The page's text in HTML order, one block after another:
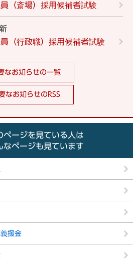
（斎場）採用候補者試験
（行政職）採用候補者試験
なお知らせの一覧
なお知らせのRSS
ページを見ている人は
なページも見ています
援金